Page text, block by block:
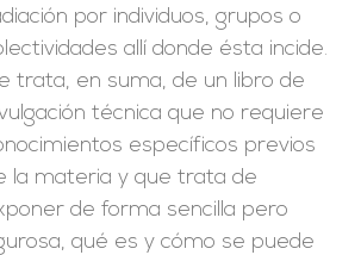
por individuos, grupos o
allí donde ésta incide.
trata, en suma, de un libro de
técnica que no requiere
específicos previos
la materia y que trata de
de forma sencilla pero
qué es y cómo se puede